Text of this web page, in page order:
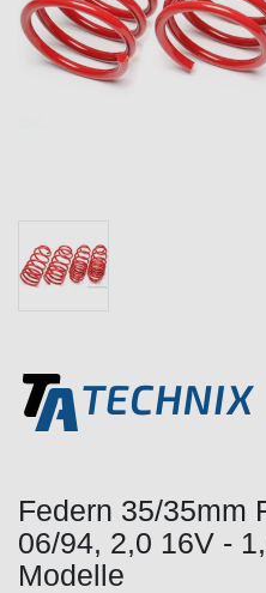
Federn 35/35mm
06/94, 2,0 16V -
Modelle